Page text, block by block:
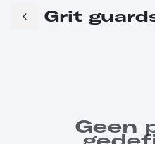
Grit
Geen